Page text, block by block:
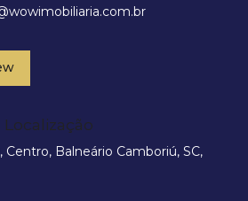
Localização
, Centro, Balneário Camboriú, SC,